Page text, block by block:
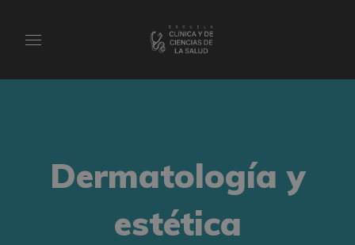
Dermatología y
estética